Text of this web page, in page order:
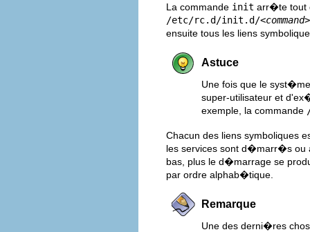
La commande init arr�te tout
/etc/rc.d/init.d/<command>
ensuite tous les liens
Astuce
Une fois que le
super-utilisateur et
exemple, la commande
Chacun des liens
les services sont d�marr�s
bas, plus le d�marrage se
par ordre alphab�tique.
Remarque
Une des derni�res